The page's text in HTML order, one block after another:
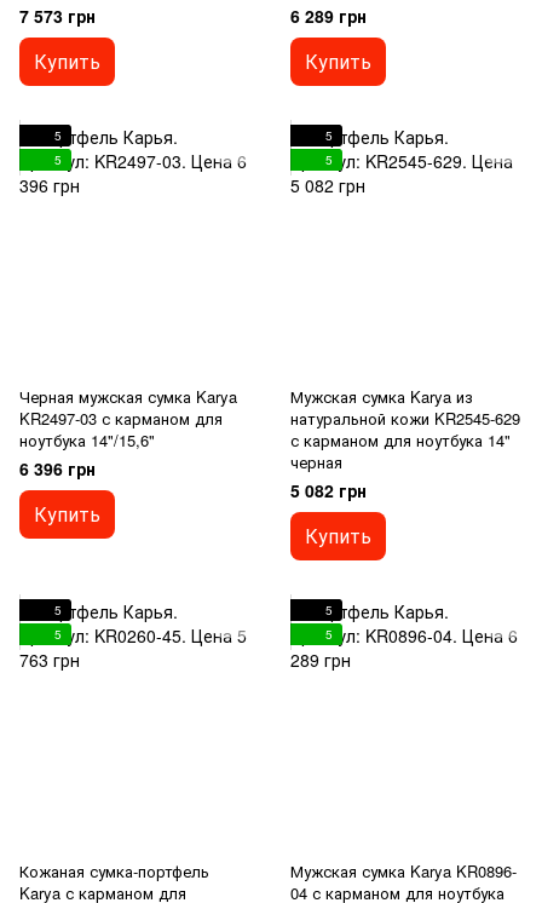
7 573 грн
Купить
6 289 грн
Купить
5
5
Черная мужская сумка Karya
KR2497-03 с карманом для
ноутбука 14"/15,6"
6 396 грн
Купить
5
5
Мужская сумка Karya из
натуральной кожи KR2545-629
с карманом для ноутбука 14"
черная
5 082 грн
Купить
5
5
Кожаная сумка-портфель
Karya с карманом для
5
5
Мужская сумка Karya KR0896-
04 с карманом для ноутбука